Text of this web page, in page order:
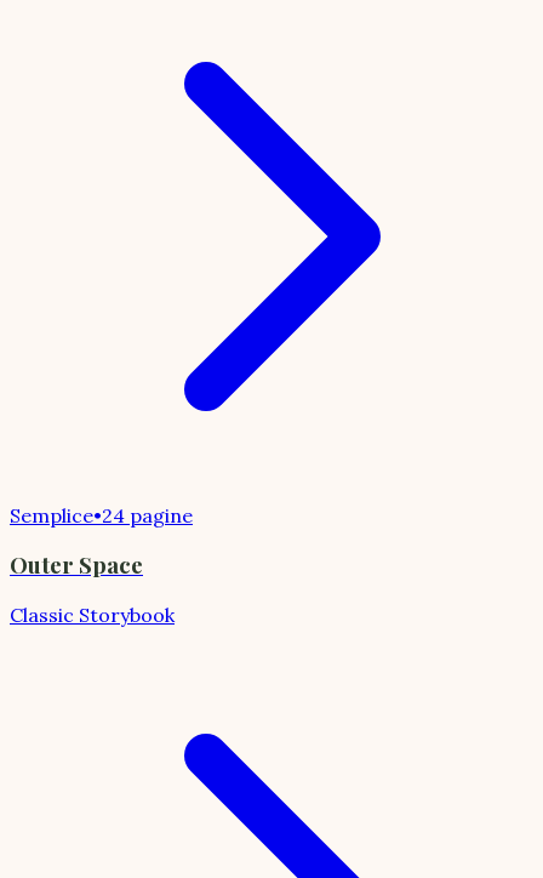
Semplice•24 pagine
Outer Space
Classic Storybook